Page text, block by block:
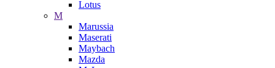
Lotus
M
Marussia
Maserati
Maybach
Mazda